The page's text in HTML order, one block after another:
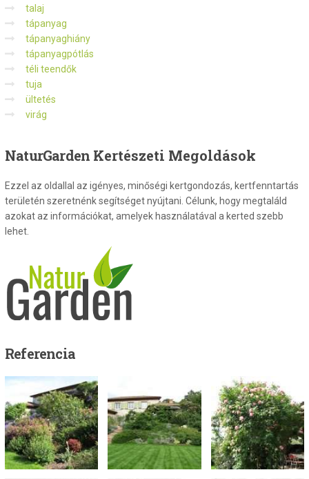
talaj
tápanyag
tápanyaghiány
tápanyagpótlás
téli teendők
tuja
ültetés
virág
NaturGarden Kertészeti Megoldások
Ezzel az oldallal az igényes, minőségi kertgondozás, kertfenntartás
területén szeretnénk segítséget nyújtani. Célunk, hogy megtaláld
azokat az információkat, amelyek használatával a kerted szebb
lehet.
Referencia